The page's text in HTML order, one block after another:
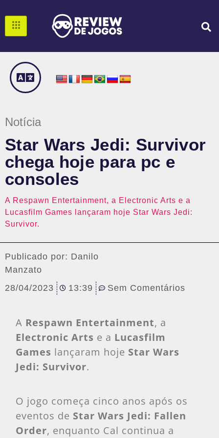
Notícia
Star Wars Jedi: Survivor
chega hoje para pc e
consoles
A Respawn Entertainment, a Electronic Arts e a
Lucasfilm Games lançaram hoje Star Wars Jedi:
Survivor.
Publicado por: Danilo
Manzato
28/04/2023
13:39 Sem Comentários
A Respawn Entertainment, a
Electronic Arts e a Lucasfilm
Games lançaram hoje Star Wars
Jedi: Survivor.
O jogo começa cinco anos após os
eventos de Star Wars Jedi: Fallen
Order, enquanto Cal continua a